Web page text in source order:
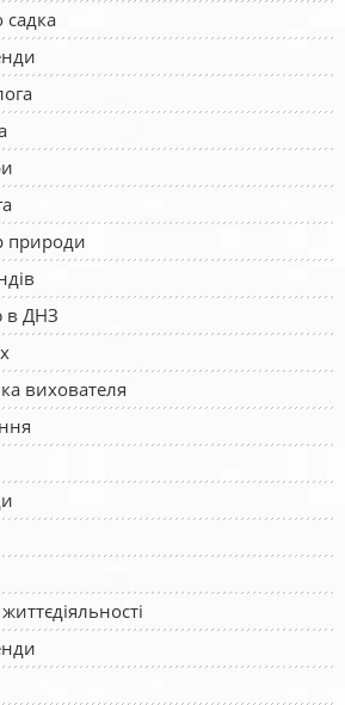
садка
природи
в ДНЗ
вихователя